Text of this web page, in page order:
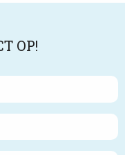
OP!